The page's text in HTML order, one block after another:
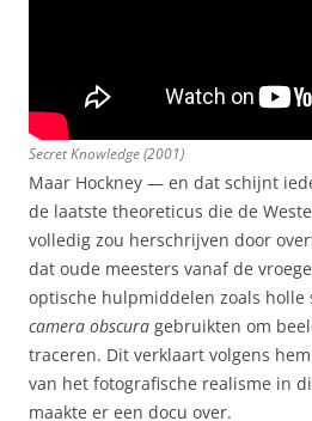
Secret Knowledge (2001)
Maar Hockney — en dat schijnt
de laatste theoreticus die de
volledig zou herschrijven door
dat oude meesters vanaf de
optische hulpmiddelen zoals holle
camera obscura gebruikten om
traceren. Dit verklaart volgens
van het fotografische realisme in
maakte er een docu over.